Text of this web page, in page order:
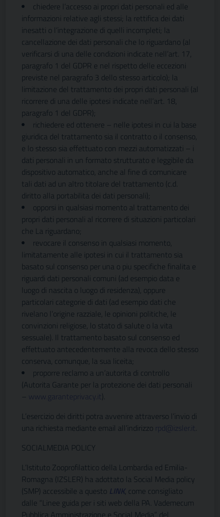
chiedere l’accesso ai propri dati personali ed alle
informazioni relative agli stessi; la rettifica dei dati
inesatti o l’integrazione di quelli incompleti; la
cancellazione dei dati personali che lo riguardano (al
verificarsi di una delle condizioni indicate nell’art. 17,
paragrafo 1 del GDPR e nel rispetto delle eccezioni
previste nel paragrafo 3 dello stesso articolo); la
limitazione del trattamento dei propri dati personali (al
ricorrere di una delle ipotesi indicate nell’art. 18,
paragrafo 1 del GDPR);
richiedere ed ottenere – nelle ipotesi in cui la base
giuridica del trattamento sia il contratto o il consenso,
e lo stesso sia effettuato con mezzi automatizzati – i
dati personali in un formato strutturato e leggibile da
dispositivo automatico, anche al fine di comunicare
tali dati ad un altro titolare del trattamento (c.d.
diritto alla portabilita dei dati personali);
opporsi in qualsiasi momento al trattamento dei
propri dati personali al ricorrere di situazioni particolari
che La riguardano;
revocare il consenso in qualsiasi momento,
limitatamente alle ipotesi in cui il trattamento sia
basato sul consenso per una o piu specifiche finalita e
riguardi dati personali comuni (ad esempio data e
luogo di nascita o luogo di residenza), oppure
particolari categorie di dati (ad esempio dati che
rivelano l’origine razziale, le opinioni politiche, le
convinzioni religiose, lo stato di salute o la vita
sessuale). Il trattamento basato sul consenso ed
effettuato antecedentemente alla revoca dello stesso
conserva, comunque, la sua liceita;
proporre reclamo a un’autorita di controllo
(Autorita Garante per la protezione dei dati personali
– www.garanteprivacy.it).
L’esercizio dei diritti potra avvenire attraverso l’invio di
una richiesta mediante email all’indirizzo rpd@izsler.it.
SOCIALMEDIA POLICY
L’Istituto Zooprofilattico della Lombardia ed Emilia-
Romagna (IZSLER) ha adottato la Social Media policy
(SMP) accessibile a questo LINK, come consigliato
dalle “Linee guida per i siti web della PA. Vademecum
Pubblica Amministrazione e Social Media” del